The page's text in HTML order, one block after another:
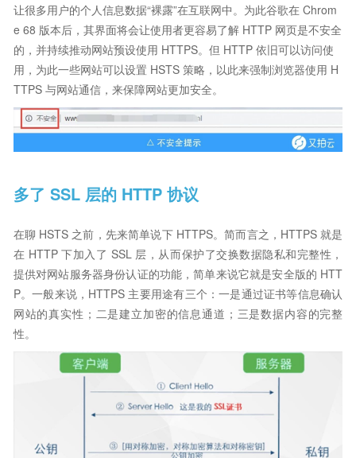
让很多用户的个人信息数据“裸露”在互联网中。为此谷歌在 Chrom
e 68 版本后，其界面将会让使用者更容易了解 HTTP 网页是不安全
的，并持续推动网站预设使用 HTTPS。但 HTTP 依旧可以访问使
用，为此一些网站可以设置 HSTS 策略，以此来强制浏览器使用 H
TTPS 与网站通信，来保障网站更加安全。
多了 SSL 层的 HTTP 协议
在聊 HSTS 之前，先来简单说下 HTTPS。简而言之，HTTPS 就是
在 HTTP 下加入了 SSL 层，从而保护了交换数据隐私和完整性，
提供对网站服务器身份认证的功能，简单来说它就是安全版的 HTT
P。一般来说，HTTPS 主要用途有三个：一是通过证书等信息确认
网站的真实性；二是建立加密的信息通道；三是数据内容的完整
性。